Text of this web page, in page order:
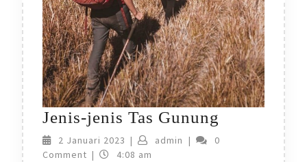
Jenis-jenis Tas Gunung
jenis
2 Januari 2023
Januari
| admin admin
|
0
Comment | 4:08 am